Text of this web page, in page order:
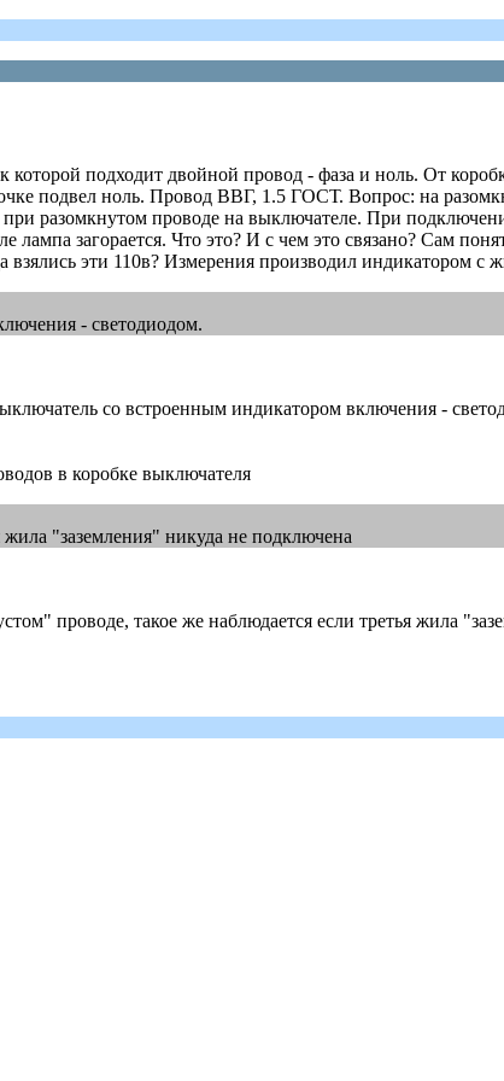
которой подходит двойной провод - фаза и ноль. От
подвел ноль. Провод ВВГ, 1.5 ГОСТ. Вопрос: на
разомкнутом проводе на выключателе. При
лампа загорается. Что это? И с чем это связано? Сам
эти 110в? Измерения производил индикатором с
- светодиодом.
со встроенным индикатором включения -
в коробке выключателя
"заземления" никуда не подключена
проводе, такое же наблюдается если третья жила